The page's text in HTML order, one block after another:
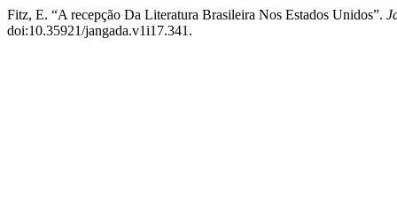
Fitz, E. “A recepção Da Literatura Brasileira Nos Estados Unidos”.
doi:10.35921/jangada.v1i17.341.